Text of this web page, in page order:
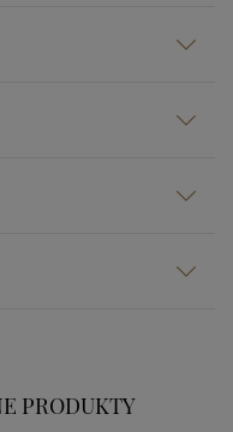
PRODUKTY